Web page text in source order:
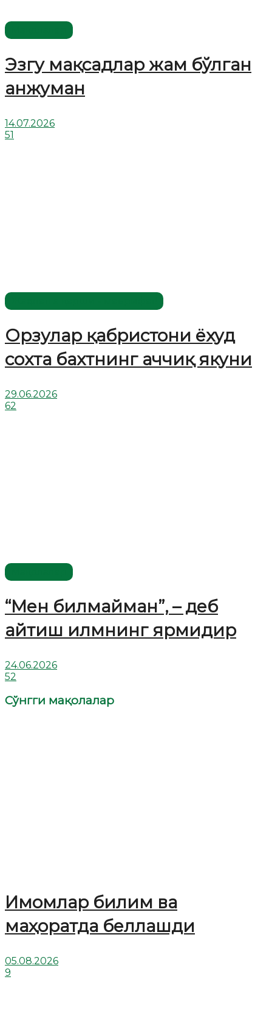
Эзгу мақсадлар жам бўлган
анжуман
14.07.2026
51
Орзулар қабристони ёхуд
сохта бахтнинг аччиқ якуни
29.06.2026
62
“Мен билмайман”, – деб
айтиш илмнинг ярмидир
24.06.2026
52
Сўнгги мақолалар
Имомлар билим ва
маҳоратда беллашди
05.08.2026
9